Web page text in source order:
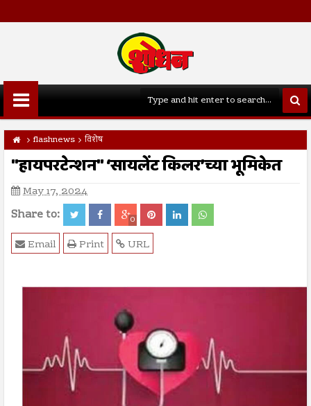
flashnews विशेष
"हायपरटेन्शन" ‘सायलेंट किलर’च्या भूमिकेत
May 17, 2024
Share to: 0
URL
Print
Email